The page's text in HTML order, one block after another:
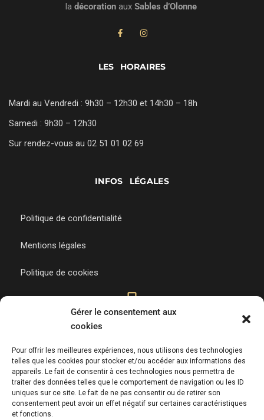
Gérer le consentement aux
cookies
Pour offrir les meilleures expériences, nous utilisons des technologies
telles que les cookies pour stocker et/ou accéder aux informations des
appareils. Le fait de consentir à ces technologies nous permettra de
traiter des données telles que le comportement de navigation ou les ID
uniques sur ce site. Le fait de ne pas consentir ou de retirer son
consentement peut avoir un effet négatif sur certaines caractéristiques
et fonctions.
la décorationaux Sables d’Olonne
LES HORAIRES
Mardi au Vendredi : 9h30 – 12h30 et 14h30 – 18h
Samedi : 9h30 – 12h30
Sur rendez-vous au 02 51 01 02 69
INFOS LÉGALES
Politique de confidentialité
Mentions légales
Politique de cookies
02 51 01 02 69
Appelez-nous
ADRESSE